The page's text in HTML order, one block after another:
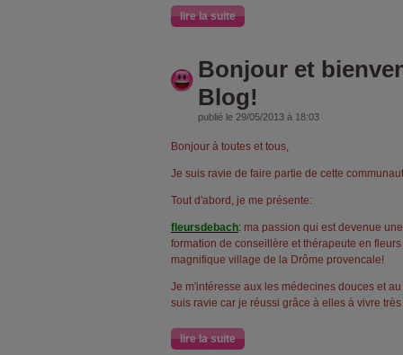
lire la suite
Bonjour et
Blog!
publié le 29/05/2013 à 18:03
Bonjour à toutes et tous,
Je suis ravie de faire partie de cette
Tout d'abord, je me présente:
fleursdebach: ma passion qui est devenue
formation de conseillère et thérapeute en
magnifique village de la Drôme provencale!
Je m'intéresse aux les médecines douces et
suis ravie car je réussi grâce à elles à vivre
lire la suite